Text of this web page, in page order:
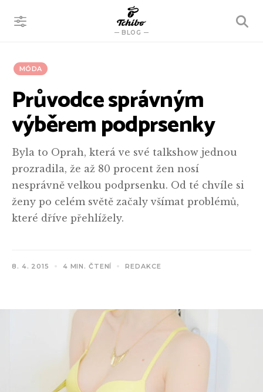
BLOG
VYHLEDÁVÁNÍ
MÓDA
Průvodce správným
výběrem podprsenky
Byla to Oprah, která ve své talkshow jednou
prozradila, že až 80 procent žen nosí
nesprávně velkou podprsenku. Od té chvíle si
ženy po celém světě začaly všímat problémů,
které dříve přehlížely.
8. 4. 2015 4 MIN. ČTENÍ REDAKCE